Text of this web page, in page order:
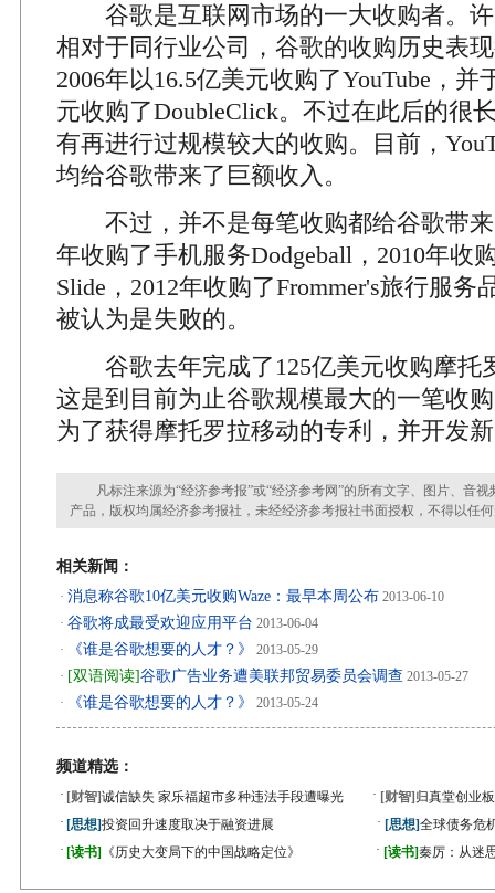
谷歌是互联网市场的一大收购者。许
相对于同行业公司，谷歌的收购历史表
2006年以16.5亿美元收购了YouTube，并
元收购了DoubleClick。不过在此后的很
有再进行过规模较大的收购。目前，
均给谷歌带来了巨额收入。
不过，并不是每笔收购都给谷歌带来
年收购了手机服务Dodgeball，2010年收
Slide，2012年收购了Frommer's旅行服务
被认为是失败的。
谷歌去年完成了125亿美元收购摩托
这是到目前为止谷歌规模最大的一笔收
为了获得摩托罗拉移动的专利，并开发
凡标注来源为“经济参考报”或“经济参考网”的所有文字、图片、音视
产品，版权均属经济参考报社，未经经济参考报社书面授权，不得以任
相关新闻：
· 消息称谷歌10亿美元收购Waze：最早本周公布 2013-06-10
· 谷歌将成最受欢迎应用平台 2013-06-04
·
《谁是谷歌想要的人才？》
2013-05-29
· [双语阅读]谷歌广告业务遭美联邦贸易委员会调查 2013-05-27
·
《谁是谷歌想要的人才？》 2013-05-24
频道精选：
· [财智]诚信缺失 家乐福超市多种违法手段遭曝光 · [财智] 归真堂创业
· [思想]投资回升速度取决于融资进展 · [思想]全球债务危
· [读书] 《历史大变局下的中国战略定位》 · [读书]秦厉：从迷